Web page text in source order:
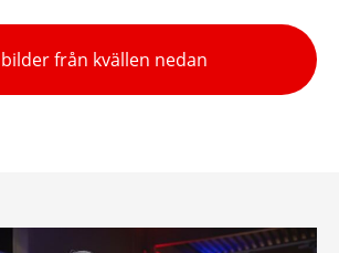
bilder från kvällen nedan